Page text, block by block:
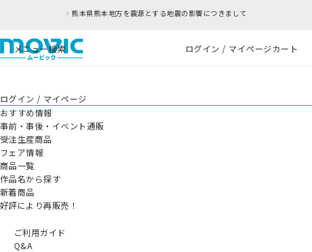
熊本県熊本地方を震源とする地震の影響につきまして
メニュー検索 ログイン / マイページカート
ログイン / マイページ
おすすめ情報
事前・事後・イベント通販
受注生産商品
フェア情報
商品一覧
作品名から探す
新着商品
好評により再販売！
ご利用ガイド
Q&A